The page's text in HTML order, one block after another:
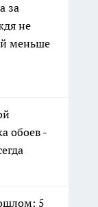
за
не
меньше
обоев -
5